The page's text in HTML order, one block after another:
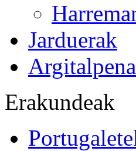
Jarduerak
Erakundeak